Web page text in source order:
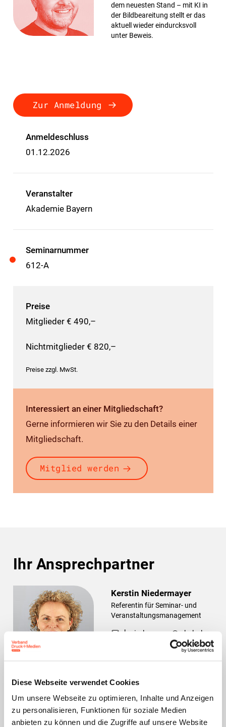
Diese Webseite verwendet Cookies
Um unsere Webseite zu optimieren, Inhalte und Anzeigen
zu personalisieren, Funktionen für soziale Medien
anbieten zu können und die Zugriffe auf unsere Website
dem neuesten Stand – mit KI in
der Bildbeareitung stellt er das
aktuell wieder eindurcksvoll
unter Beweis.
Zur Anmeldung
Anmeldeschluss
01.12.2026
Veranstalter
Akademie Bayern
Seminarnummer
612-A
Preise
Mitglieder € 490,–
Nichtmitglieder € 820,–
Preise zzgl. MwSt.
Interessiert an einer Mitgliedschaft?
Gerne informieren wir Sie zu den Details einer
Mitgliedschaft.
Mitglied werden
Ihr Ansprechpartner
Kerstin Niedermayer
Referentin für Seminar- und
Veranstaltungsmanagement
k.niedermayer@vdmb.de
089 33036 201
Seminar buchen